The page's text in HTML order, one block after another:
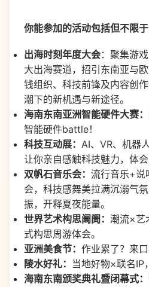
你能参加的活动包括但不限于
出海时刻年度大会：聚集游
大出海赛道，招引东南亚与
钱组织、科技前锋及内容创
潮下的新机遇与新途径。
海南东南亚洲智能硬件大赛：
智能硬件battle！
科技互动展： AI、VR、机器
让你亲自感触科技魅力，体会
双帆石音乐会： 流行音乐+说
会，科技感舞美拉满沉溺气
振，开释夏夜能量。
世界艺术构思阛阓： 潮流×艺
式构思周游体会。
亚洲美食节： 作业累了？来口
陵水好礼： 当地好物×联名IP
海南东南颁奖典礼暨闭幕式：